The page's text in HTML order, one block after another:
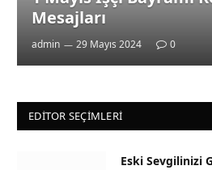
Mesajları
admin 29 Mayıs 2024 0
EDITOR SEÇIMLERI
Eski Sevgilinizi